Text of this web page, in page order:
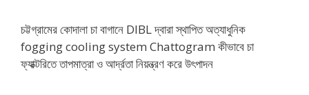
চট্টগ্রামের কোদালা চা বাগানে DIBL দ্বারা স্থাপিত অত্যাধুনিক
fogging cooling system Chattogram কীভাবে চা
ফ্যাক্টরিতে তাপমাত্রা ও আর্দ্রতা নিয়ন্ত্রণ করে উৎপাদন